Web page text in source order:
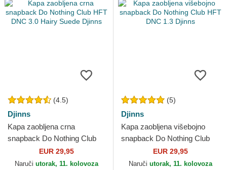
(4.5)
Djinns
Kapa zaobljena crna
snapback Do Nothing Club
HFT DNC 3.0 Hairy Suede
Djinns
EUR 29,95
Naruči utorak, 11. kolovoza
(5)
Djinns
Kapa zaobljena višebojno
snapback Do Nothing Club
HFT DNC 1.3 Djinns
EUR 29,95
Naruči utorak, 11. kolovoza